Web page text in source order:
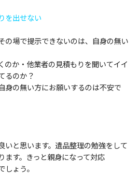
を出せない
場で提示できないのは、自身の無い
か・他業者の見積もりを聞いてイイ
るのか？
の無い方にお願いするのは不安で
と思います。遺品整理の勉強をして
ます。きっと親身になって対応
ょう。